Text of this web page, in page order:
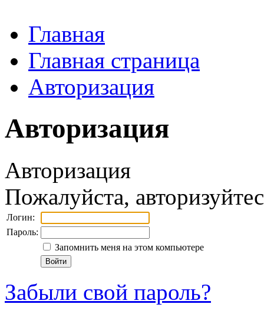
Главная
Главная страница
Авторизация
Авторизация
Авторизация
Пожалуйста,
Логин:
Пароль:
Запомнить меня на этом компьютере
Забыли свой пароль?